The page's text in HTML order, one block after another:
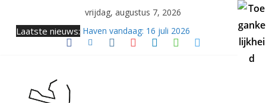
vrijdag, augustus 7, 2026
Laatste nieuws: Haven vandaag: 16 juli 2026
Samenkomst van twee giganten (video)